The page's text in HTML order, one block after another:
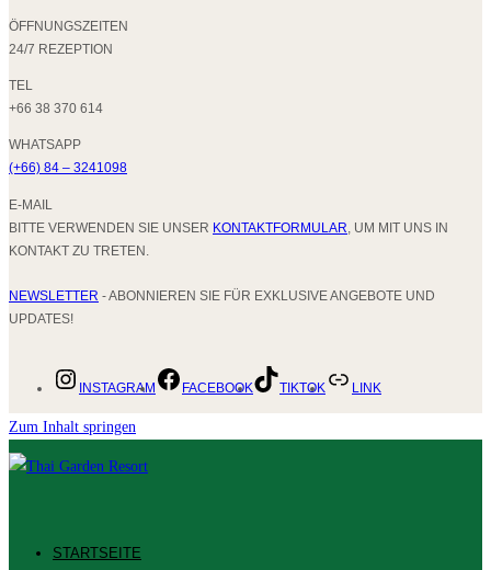
ÖFFNUNGSZEITEN
24/7 REZEPTION
TEL
+66 38 370 614
WHATSAPP
(+66) 84 – 3241098
E-MAIL
BITTE VERWENDEN SIE UNSER KONTAKTFORMULAR , UM MIT UNS IN
KONTAKT ZU TRETEN.
NEWSLETTER - ABONNIEREN SIE FÜR EXKLUSIVE ANGEBOTE UND
UPDATES!
INSTAGRAM FACEBOOK TIKTOK LINK
Zum Inhalt springen
STARTSEITE